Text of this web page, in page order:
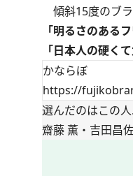
傾斜15度のブ
「明るさのある
「日本人の硬く
かならぼ
https://
選んだのはこの
齋藤 薫・吉田昌